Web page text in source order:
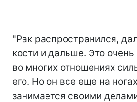
"Рак распространился,
кости и дальше. Это очень
во многих отношениях
его. Но он все еще на
занимается своими